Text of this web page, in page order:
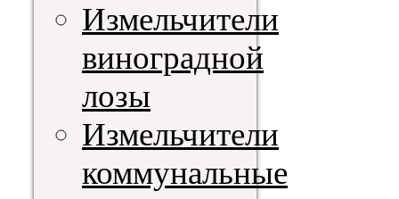
Измельчители
виноградной
лозы
Измельчители
коммунальные